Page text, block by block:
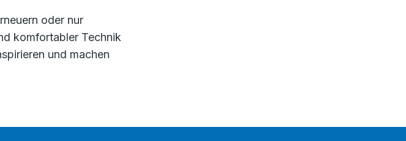
oder nur
komfortabler Technik
und machen